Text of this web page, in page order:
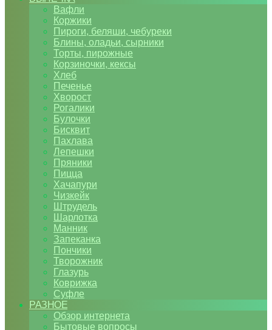
Вафли
Коржики
Пироги, беляши, чебуреки
Блины, оладьи, сырники
Торты, пирожные
Корзиночки, кексы
Хлеб
Печенье
Хворост
Рогалики
Булочки
Бисквит
Пахлава
Лепешки
Пряники
Пицца
Хачапури
Чизкейк
Штрудель
Шарлотка
Манник
Запеканка
Пончики
Творожник
Глазурь
Коврижка
Суфле
РАЗНОЕ
Обзор интернета
Бытовые вопросы